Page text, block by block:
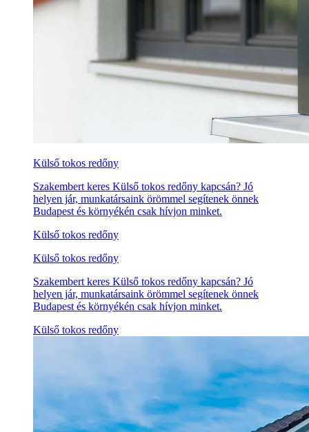
Külső tokos redőny
Szakembert keres Külső tokos redőny kapcsán? Jó
helyen jár, munkatársaink örömmel segítenek önnek
Budapest és környékén csak hívjon minket.
Külső tokos redőny
Külső tokos redőny
Szakembert keres Külső tokos redőny kapcsán? Jó
helyen jár, munkatársaink örömmel segítenek önnek
Budapest és környékén csak hívjon minket.
Külső tokos redőny